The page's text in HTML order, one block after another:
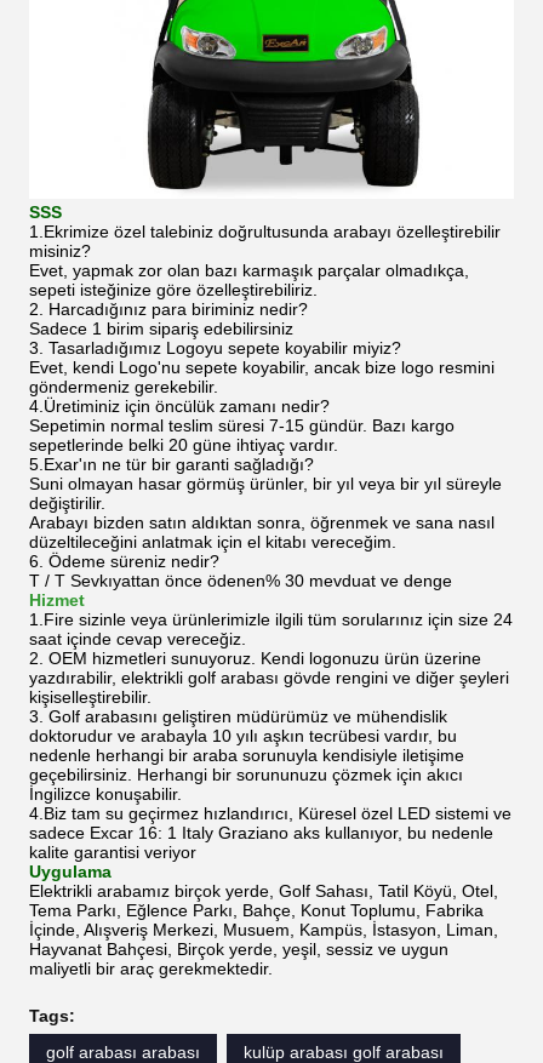
SSS
1.Ekrimize özel talebiniz doğrultusunda arabayı özelleştirebilir
misiniz?
Evet, yapmak zor olan bazı karmaşık parçalar olmadıkça,
sepeti isteğinize göre özelleştirebiliriz.
2. Harcadığınız para biriminiz nedir?
Sadece 1 birim sipariş edebilirsiniz
3. Tasarladığımız Logoyu sepete koyabilir miyiz?
Evet, kendi Logo'nu sepete koyabilir, ancak bize logo resmini
göndermeniz gerekebilir.
4.Üretiminiz için öncülük zamanı nedir?
Sepetimin normal teslim süresi 7-15 gündür. Bazı kargo
sepetlerinde belki 20 güne ihtiyaç vardır.
5.Exar'ın ne tür bir garanti sağladığı?
Suni olmayan hasar görmüş ürünler, bir yıl veya bir yıl süreyle
değiştirilir.
Arabayı bizden satın aldıktan sonra, öğrenmek ve sana nasıl
düzeltileceğini anlatmak için el kitabı vereceğim.
6. Ödeme süreniz nedir?
T / T Sevkıyattan önce ödenen% 30 mevduat ve denge
Hizmet
1.Fire sizinle veya ürünlerimizle ilgili tüm sorularınız için size 24
saat içinde cevap vereceğiz.
2. OEM hizmetleri sunuyoruz. Kendi logonuzu ürün üzerine
yazdırabilir, elektrikli golf arabası gövde rengini ve diğer şeyleri
kişiselleştirebilir.
3. Golf arabasını geliştiren müdürümüz ve mühendislik
doktorudur ve arabayla 10 yılı aşkın tecrübesi vardır, bu
nedenle herhangi bir araba sorunuyla kendisiyle iletişime
geçebilirsiniz. Herhangi bir sorununuzu çözmek için akıcı
İngilizce konuşabilir.
4.Biz tam su geçirmez hızlandırıcı, Küresel özel LED sistemi ve
sadece Excar 16: 1 Italy Graziano aks kullanıyor, bu nedenle
kalite garantisi veriyor
Uygulama
Elektrikli arabamız birçok yerde, Golf Sahası, Tatil Köyü, Otel,
Tema Parkı, Eğlence Parkı, Bahçe, Konut Toplumu, Fabrika
İçinde, Alışveriş Merkezi, Musuem, Kampüs, İstasyon, Liman,
Hayvanat Bahçesi, Birçok yerde, yeşil, sessiz ve uygun
maliyetli bir araç gerekmektedir.
Tags:
golf arabası arabası
kulüp arabası golf arabası